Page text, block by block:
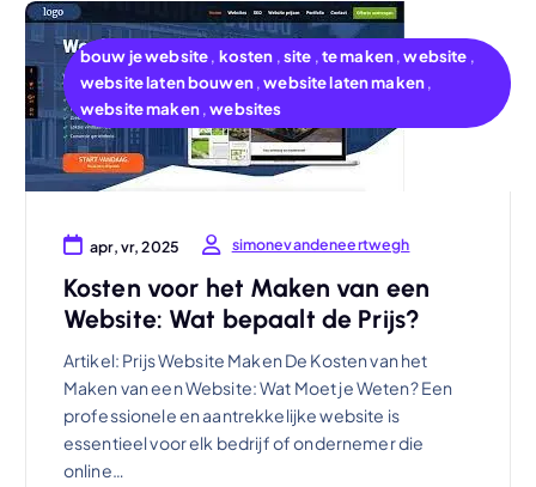
bouw je website, kosten ,site ,te maken,website ,
website laten bouwen,website laten maken,
website maken,websites
apr, vr, 2025 simonevandeneertwegh
Kosten voor het Maken van een
Website: Wat bepaalt de Prijs?
Artikel: Prijs Website Maken De Kosten van het
Maken van een Website: Wat Moet je Weten? Een
professionele en aantrekkelijke website is
essentieel voor elk bedrijf of ondernemer die
online…